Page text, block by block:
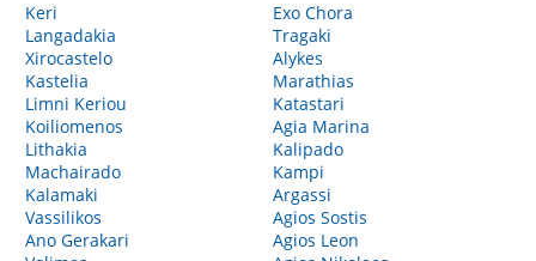
Keri
Langadakia
Xirocastelo
Kastelia
Limni Keriou
Koiliomenos
Lithakia
Machairado
Kalamaki
Vassilikos
Ano Gerakari
Exo Chora
Tragaki
Alykes
Marathias
Katastari
Agia Marina
Kalipado
Kampi
Argassi
Agios Sostis
Agios Leon